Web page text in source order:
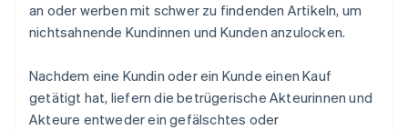
an oder werben mit schwer zu findenden Artikeln, um
nichtsahnende Kundinnen und Kunden anzulocken.
Nachdem eine Kundin oder ein Kunde einen Kauf
getätigt hat, liefern die betrügerische Akteurinnen und
Akteure entweder ein gefälschtes oder